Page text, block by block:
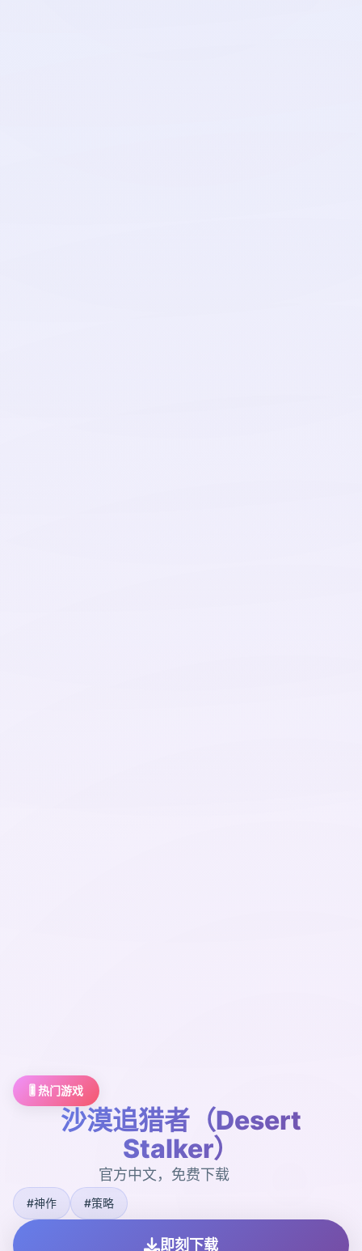
🎚️ 热门游戏
沙漠追猎者（Desert
Stalker）
官方中文，免费下载
#神作 #策略
即刻下载